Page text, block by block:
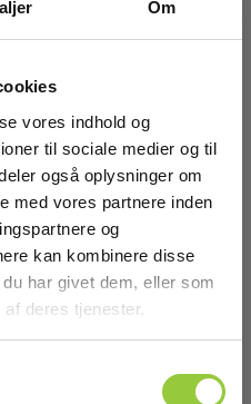
Om
vores indhold og
til sociale medier og til
også oplysninger om
med vores partnere inden
og
kan kombinere disse
har givet dem, eller som
deres tjenester.